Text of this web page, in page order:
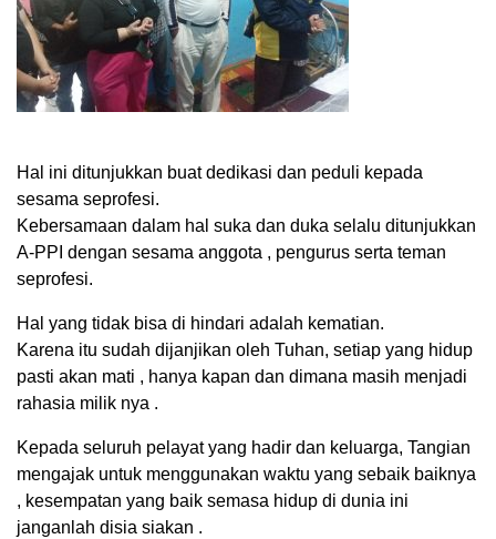
Hal ini ditunjukkan buat dedikasi dan peduli kepada
sesama seprofesi.
Kebersamaan dalam hal suka dan duka selalu ditunjukkan
A-PPI dengan sesama anggota , pengurus serta teman
seprofesi.
Hal yang tidak bisa di hindari adalah kematian.
Karena itu sudah dijanjikan oleh Tuhan, setiap yang hidup
pasti akan mati , hanya kapan dan dimana masih menjadi
rahasia milik nya .
Kepada seluruh pelayat yang hadir dan keluarga, Tangian
mengajak untuk menggunakan waktu yang sebaik baiknya
, kesempatan yang baik semasa hidup di dunia ini
janganlah disia siakan .